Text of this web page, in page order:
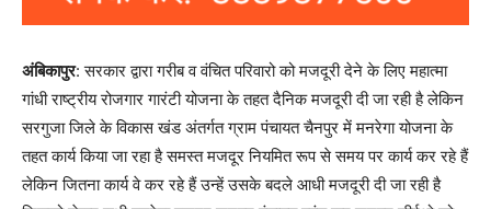
अंबिकापुर: सरकार द्वारा गरीब व वंचित परिवारो को मजदूरी देने के लिए महात्मा
गांधी राष्ट्रीय रोजगार गारंटी योजना के तहत दैनिक मजदूरी दी जा रही है लेकिन
सरगुजा जिले के विकास खंड अंतर्गत ग्राम पंचायत चैनपुर में मनरेगा योजना के
तहत कार्य किया जा रहा है समस्त मजदूर नियमित रूप से समय पर कार्य कर रहे हैं
लेकिन जितना कार्य वे कर रहे हैं उन्हें उसके बदले आधी मजदूरी दी जा रही है